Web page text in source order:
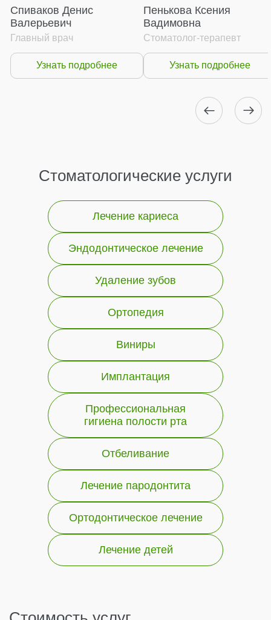
Спиваков Денис
Валерьевич
Главный врач
Узнать подробнее
Пенькова Ксения
Вадимовна
Стоматолог-терапевт
Узнать подробнее
Стоматологические услуги
Лечение кариеса
Эндодонтическое лечение
Удаление зубов
Ортопедия
Виниры
Имплантация
Профессиональная
гигиена полости рта
Отбеливание
Лечение пародонтита
Ортодонтическое лечение
Лечение детей